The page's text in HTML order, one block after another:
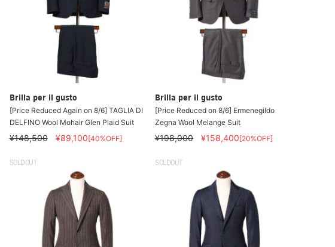
Brilla per il gusto
[Price Reduced Again on 8/6] TAGLIA DI
DELFINO Wool Mohair Glen Plaid Suit
¥148,500 ¥89,100[40%OFF]
Brilla per il gusto
[Price Reduced on 8/6] Ermenegildo
Zegna Wool Melange Suit
¥198,000 ¥158,400[20%OFF]
SOLDOUT SOLDOUT